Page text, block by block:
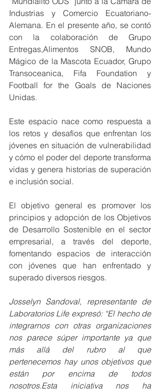
Industrias y Comercio Ecuatoriano-
Alemana. En el presente año, se contó
con la colaboración de Grupo
Entregas,Alimentos SNOB, Mundo
Mágico de la Mascota Ecuador, Grupo
Transoceanica, Fifa Foundation y
Football for the Goals de Naciones
Unidas.
Este espacio nace como respuesta a
los retos y desafíos que enfrentan los
jóvenes en situación de vulnerabilidad
y cómo el poder del deporte transforma
vidas y genera historias de superación
e inclusión social.
El objetivo general es promover los
principios y adopción de los Objetivos
de Desarrollo Sostenible en el sector
empresarial, a través del deporte,
fomentando espacios de interacción
con jóvenes que han enfrentado y
superado diversos riesgos.
Josselyn Sandoval, representante de
Laboratorios Life expresó: “El hecho de
integrarnos con otras organizaciones
nos parece súper importante ya que
más allá del rubro al que
pertenecemos hay unos objetivos que
están por encima de todos
nosotros.Esta iniciativa nos ha